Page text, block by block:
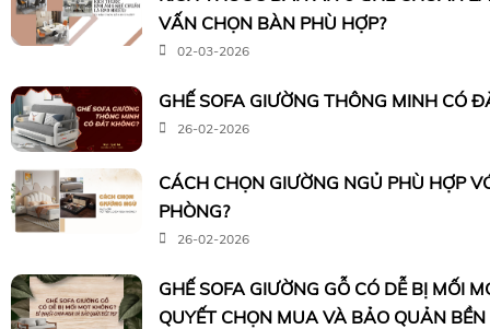
VẤN CHỌN BÀN PHÙ HỢP?
02-03-2026
GHẾ SOFA GIƯỜNG THÔNG MINH CÓ
26-02-2026
CÁCH CHỌN GIƯỜNG NGỦ PHÙ HỢP
PHÒNG?
26-02-2026
GHẾ SOFA GIƯỜNG GỖ CÓ DỄ BỊ MỐI
QUYẾT CHỌN MUA VÀ BẢO QUẢN